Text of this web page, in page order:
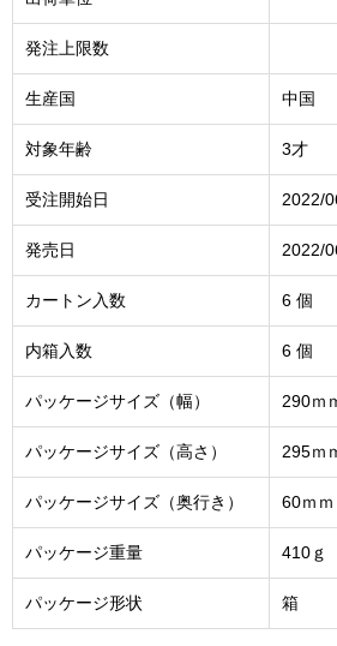
発注上限数
生産国 中国
対象年齢 3才
受注開始日 2022/
発売日 2022/
カートン入数 6 個
内箱入数 6 個
パッケージサイズ（幅） 290ｍ
パッケージサイズ（高さ） 295ｍ
パッケージサイズ（奥行き） 60ｍｍ
パッケージ重量 410ｇ
パッケージ形状 箱